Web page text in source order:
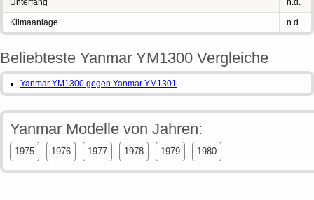
Unterfang n.d.
Klimaanlage n.d.
Beliebteste Yanmar YM1300 Vergleiche
Yanmar YM1300 gegen Yanmar YM1301
Yanmar Modelle von Jahren:
1975 1976 1977 1978 1979 1980